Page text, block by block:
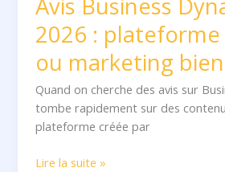
Avis Business
2026 : plateforme
ou marketing
Quand on cherche des avis sur
tombe rapidement sur des
plateforme créée par
Lire la suite »